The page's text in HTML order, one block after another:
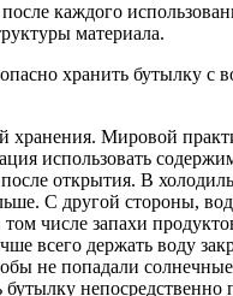
каждого
материала.
хранить бутылку c
хранения. Мировой
использовать
открытия. В
С другой стороны,
числе запахи
всего держать воду
не попадали
непосредственно